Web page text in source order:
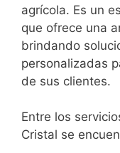
agrícola. Es un
que ofrece una
brindando
personalizadas
de sus clientes.
Entre los
Cristal se